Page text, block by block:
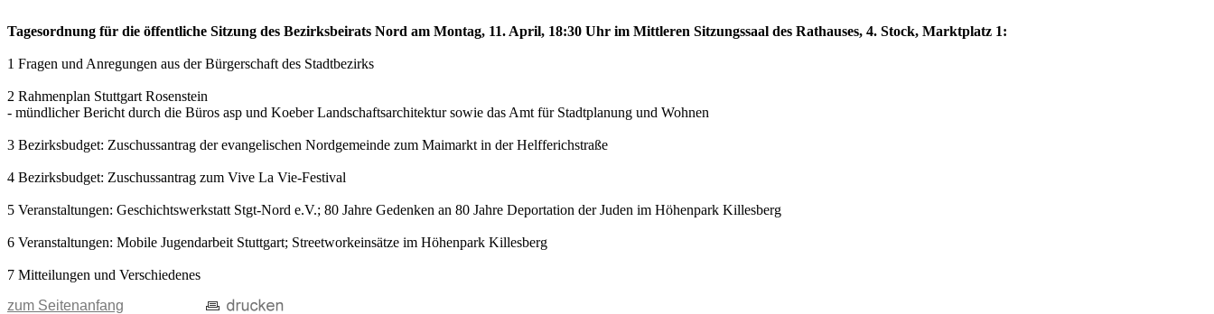
Tagesordnung für die öffentliche Sitzung des Bezirksbeirats Nord am Montag, 11. April, 18:30 Uhr im Mittleren Sitzungssaal des Rathauses, 4. Stock, Marktplatz 1:
1 Fragen und Anregungen aus der Bürgerschaft des Stadtbezirks
2 Rahmenplan Stuttgart Rosenstein
- mündlicher Bericht durch die Büros asp und Koeber Landschaftsarchitektur sowie das Amt für Stadtplanung und Wohnen
3 Bezirksbudget: Zuschussantrag der evangelischen Nordgemeinde zum Maimarkt in der Helfferichstraße
4 Bezirksbudget: Zuschussantrag zum Vive La Vie-Festival
5 Veranstaltungen: Geschichtswerkstatt Stgt-Nord e.V.; 80 Jahre Gedenken an 80 Jahre Deportation der Juden im Höhenpark Killesberg
6 Veranstaltungen: Mobile Jugendarbeit Stuttgart; Streetworkeinsätze im Höhenpark Killesberg
7 Mitteilungen und Verschiedenes
zum Seitenanfang